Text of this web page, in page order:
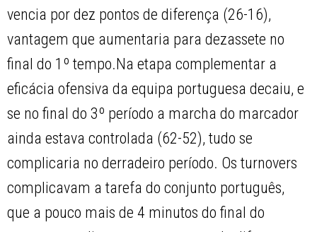
vencia por dez pontos de diferença (26-16),
vantagem que aumentaria para dezassete no
final do 1º tempo.Na etapa complementar a
eficácia ofensiva da equipa portuguesa decaiu, e
se no final do 3º período a marcha do marcador
ainda estava controlada (62-52), tudo se
complicaria no derradeiro período. Os turnovers
complicavam a tarefa do conjunto português,
que a pouco mais de 4 minutos do final do